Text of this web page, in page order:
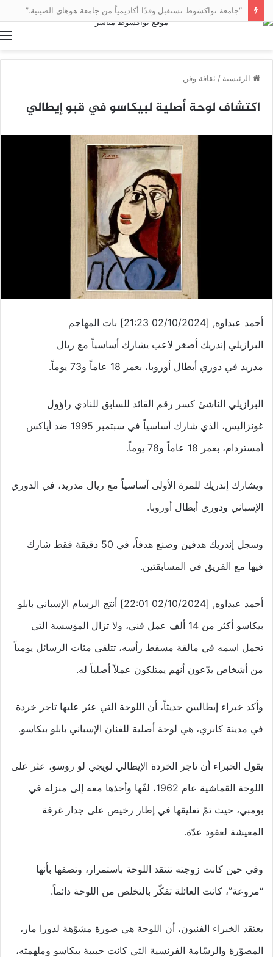
“جامعة نواكشوط تستقبل وفدًا أكاديمياً من جامعة هوهاي الصينية.”
الرئيسية / ثقافة وفن
اكتشاف لوحة أصلية لبيكاسو في قبو إيطالي
أحمد عبداوه, [02/10/2024 21:23] بات المهاجم
البرازيلي إندريك أصغر لاعب يشارك أساسياً مع ريال
مدريد في دوري أبطال أوروبا، بعمر 18 عاماً و73 يوماً.
البرازيلي الناشئ كسر رقم القائد للسابق للنادي راؤول
غونزاليس، الذي شارك أساسياً في سبتمبر 1995 ضد أياكس
أمستردام، بعمر 18 عاماً و78 يوماً.
ويشارك إندريك للمرة الأولى أساسياً مع ريال مدريد، في الدوري
الإسباني ودوري أبطال أوروبا.
وسجل إندريك هدفين وصنع هدفاً، في 50 دقيقة فقط شارك
فيها مع الفريق في المسابقتين.
أحمد عبداوه, [02/10/2024 22:01] أنتج الرسام الإسباني بابلو
بيكاسو أكثر من 14 ألف عمل فني، ولا تزال المؤسسة التي
تحمل اسمه في مالقة مسقط رأسه، تتلقى مئات الرسائل يومياً
من أشخاص يدّعون أنهم يمتلكون عملاً أصلياً له.
وأكد خبراء إيطاليين حديثاً، أن اللوحة التي عثر عليها تاجر خردة
في مدينة كابري، هي لوحة أصلية للفنان الإسباني بابلو بيكاسو.
يقول الخبراء أن تاجر الخردة الإيطالي لويجي لو روسو، عثر على
اللوحة القماشية عام 1962، لفّها وأخذها معه إلى منزله في
بومبي، حيث تمّ تعليقها في إطار رخيص على جدار غرفة
المعيشة لعقود عدّة.
وفي حين كانت زوجته تنتقد اللوحة باستمرار، وتصفها بأنها
“مروعة”، كانت العائلة تفكّر بالتخلص من اللوحة دائماً.
يعتقد الخبراء الفنيون، أن اللوحة هي صورة مشوّهة لدورا مار،
المصوّرة والرسّامة الفرنسية التي كانت حبيبة بيكاسو وملهمته،